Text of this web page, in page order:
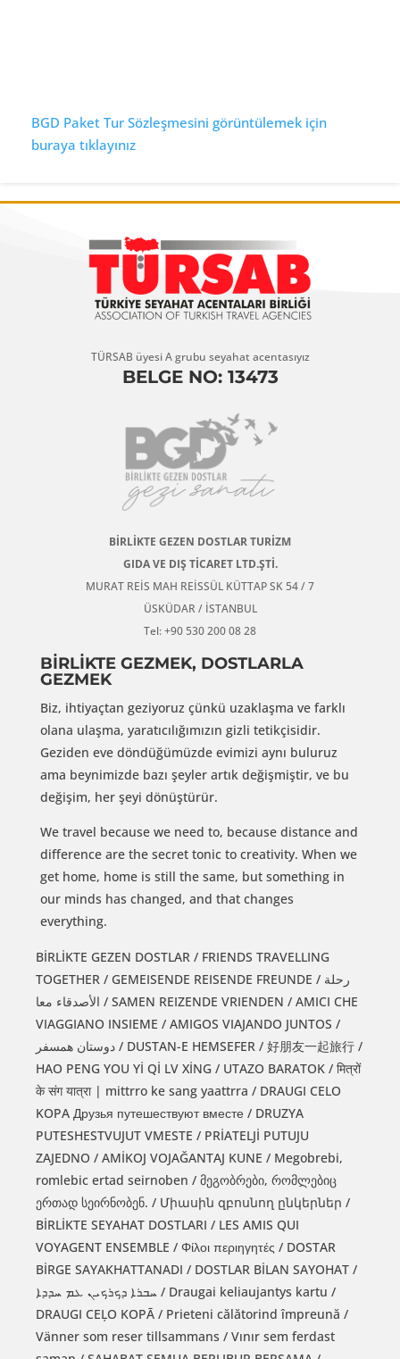
BGD Paket Tur Sözleşmesini görüntülemek için
buraya tıklayınız
TÜRSAB üyesi A grubu seyahat acentasıyız
BELGE NO: 13473
BİRLİKTE GEZEN DOSTLAR TURİZM
GIDA VE DIŞ TİCARET LTD.ŞTİ.
MURAT REİS MAH REİSSÜL KÜTTAP SK 54 / 7
ÜSKÜDAR / İSTANBUL
Tel: +90 530 200 08 28
BİRLİKTE GEZMEK, DOSTLARLA
GEZMEK
Biz, ihtiyaçtan geziyoruz çünkü uzaklaşma ve farklı
olana ulaşma, yaratıcılığımızın gizli tetikçisidir.
Geziden eve döndüğümüzde evimizi aynı buluruz
ama beynimizde bazı şeyler artık değişmiştir, ve bu
değişim, her şeyi dönüştürür.
We travel because we need to, because distance and
difference are the secret tonic to creativity. When we
get home, home is still the same, but something in
our minds has changed, and that changes
everything.
BİRLİKTE GEZEN DOSTLAR / FRIENDS TRAVELLING
TOGETHER / GEMEISENDE REISENDE FREUNDE / رحلة
الأصدقاء معا / SAMEN REIZENDE VRIENDEN / AMICI CHE
VIAGGIANO INSIEME / AMIGOS VIAJANDO JUNTOS /
دوستان همسفر / DUSTAN-E HEMSEFER / 好朋友一起旅行 /
HAO PENG YOU Yİ Qİ LV XİNG / UTAZO BARATOK / मित्रों
के संग यात्रा | mittrro ke sang yaattrra / DRAUGI CELO
KOPA Друзья путешествуют вместе / DRUZYA
PUTESHESTVUJUT VMESTE / PRİATELJİ PUTUJU
ZAJEDNO / AMİKOJ VOJAĞANTAJ KUNE / Megobrebi,
romlebic ertad seirnoben / მეგობრები, რომლებიც
ერთად სეირნობენ. / Միասին զբոսնող ընկերներ /
BİRLİKTE SEYAHAT DOSTLARI / LES AMIS QUI
VOYAGENT ENSEMBLE / Φίλοι περιηγητές / DOSTAR
BİRGE SAYAKHATTANADI / DOSTLAR BİLAN SAYOHAT /
ܚܒܪܐ ܕܟܪܟܝܢ ܥܡ ܚܕܕܐ / Draugai keliaujantys kartu /
DRAUGI CEĻO KOPĀ / Prieteni călătorind împreună /
Vänner som reser tillsammans / Vınır sem ferdast